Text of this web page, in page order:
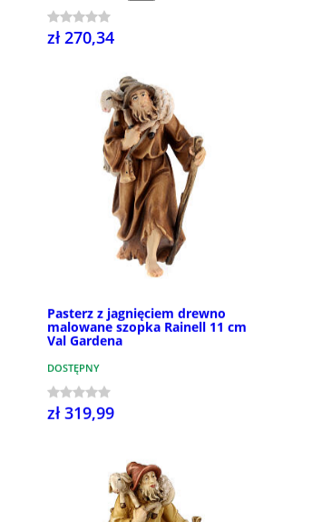
zł 270,34
Pasterz z jagnięciem drewno
malowane szopka Rainell 11 cm
Val Gardena
DOSTĘPNY
zł 319,99